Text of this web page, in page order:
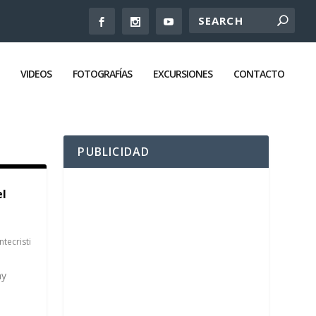
VIDEOS FOTOGRAFÍAS EXCURSIONES CONTACTO
PUBLICIDAD